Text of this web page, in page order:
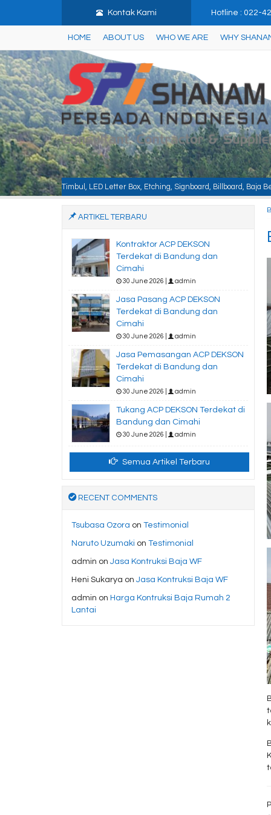
Kontak Kami Hotline : 022-
HOME ABOUT US WHO WE ARE WHY
Timbul, LED Letter Box, Etching, Signboard, Billboard, Baja Berat, Baja
ARTIKEL TERBARU
Kontraktor ACP DEKSON
Terdekat di Bandung dan
Cimahi
30 June 2026 | admin
Jasa Pasang ACP DEKSON
Terdekat di Bandung dan
Cimahi
30 June 2026 | admin
Jasa Pemasangan ACP DEKSON
Terdekat di Bandung dan
Cimahi
30 June 2026 | admin
Tukang ACP DEKSON Terdekat di
Bandung dan Cimahi
30 June 2026 | admin
Semua Artikel Terbaru
RECENT COMMENTS
Tsubasa Ozora on Testimonial
Naruto Uzumaki on Testimonial
admin on Jasa Kontruksi Baja WF
Heni Sukarya on Jasa Kontruksi Baja WF
admin on Harga Kontruksi Baja Rumah 2
Lantai